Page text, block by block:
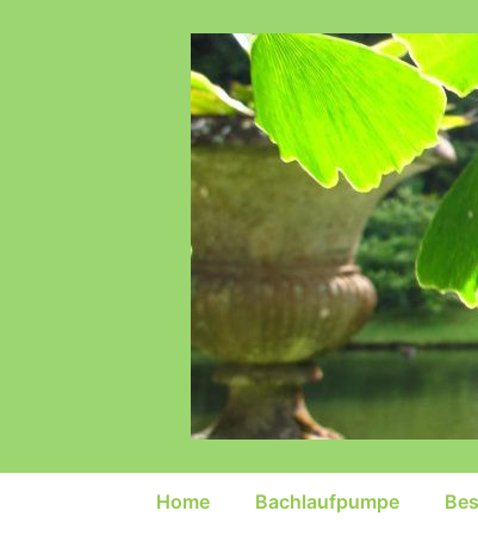
Hauptnavigation
Home Bachlaufpumpe